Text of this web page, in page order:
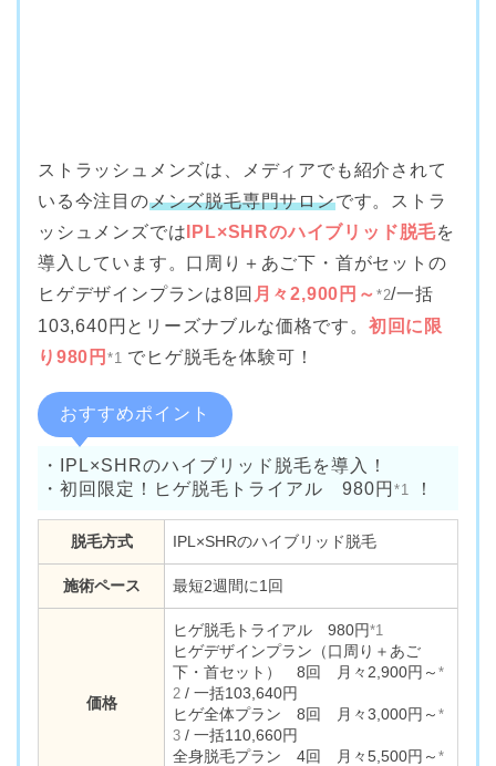
ストラッシュメンズは、メディアでも紹介されて
いる今注目のメンズ脱毛専門サロンです。ストラ
ッシュメンズでは IPL×SHRのハイブリッド脱毛を
導入しています。口周り＋あご下・首がセットの
ヒゲデザインプランは8回 月々2,900円～ *2/一括
103,640円とリーズナブルな価格です。 初回に限
り980円 *1 でヒゲ脱毛を体験可！
おすすめポイント
・IPL×SHRのハイブリッド脱毛を導入！
・初回限定！ヒゲ脱毛トライアル 980円*1 ！
脱毛方式 IPL×SHRのハイブリッド脱毛
施術ペース 最短2週間に1回
価格
ヒゲ脱毛トライアル 980円*1
ヒゲデザインプラン（口周り＋あご
下・首セット） 8回 月々2,900円～ *
2 / 一括103,640円
ヒゲ全体プラン 8回 月々3,000円～ *
3 / 一括110,660円
全身脱毛プラン 4回 月々5,500円～ *